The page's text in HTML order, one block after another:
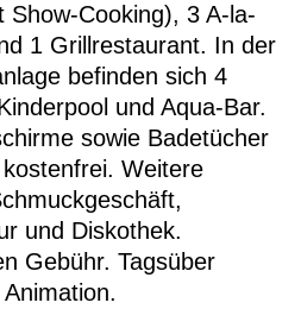
Cooking), 3 A-la-
1 Grillrestaurant. In der
befinden sich 4
und Aqua-Bar.
sowie Badetücher
Weitere
und Diskothek.
Gebühr. Tagsüber